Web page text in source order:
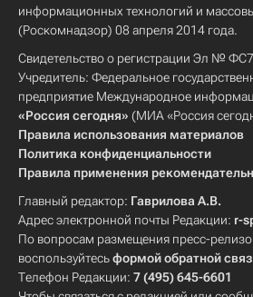
информационных технологий и
(Роскомнадзор) 08 апреля 2014 года.
Свидетельство о регистрации Эл №
Учредитель: Федеральное
предприятие Международное
«Россия сегодня» (МИА «Россия
Правила использования материалов
Политика конфиденциальности
Правила применения
Главный редактор: Гаврилова А.В.
Адрес электронной почты Редакции: r-
По вопросам размещения пресс-
воспользуйтесьформой обратной
Телефон Редакции: 7 (495) 645-6601